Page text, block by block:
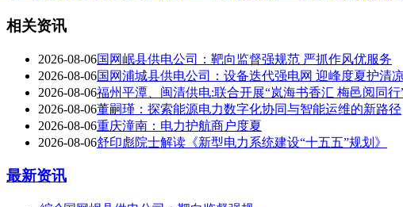
相关资讯
2026-08-06国网岷县供电公司：靶向监督强规范 严抓作风优服务
2026-08-06国网浦城县供电公司：设备迭代强电网 迎峰度夏护清
2026-08-06福州平潭、闽清供电:联合开展“岚海书香汇 梅邑阅同
2026-08-06董嗣瑾：探索能源电力数字化协同与智能运维的新路径
2026-08-06重庆潼南：电力护航商户度夏
2026-08-06舒印彪院士解读《新型电力系统建设“十五五”规划》
最新资讯